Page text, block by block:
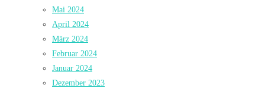
Mai 2024
April 2024
März 2024
Februar 2024
Januar 2024
Dezember 2023